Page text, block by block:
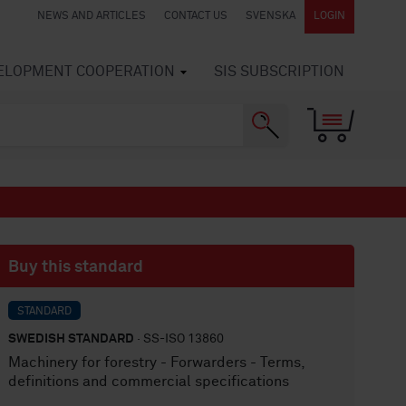
NEWS AND ARTICLES CONTACT US SVENSKA LOGIN
COOPERATION SIS SUBSCRIPTION
Buy this standard
STANDARD
SWEDISH STANDARD · SS-ISO 13860
Machinery for forestry - Forwarders - Terms,
definitions and commercial specifications